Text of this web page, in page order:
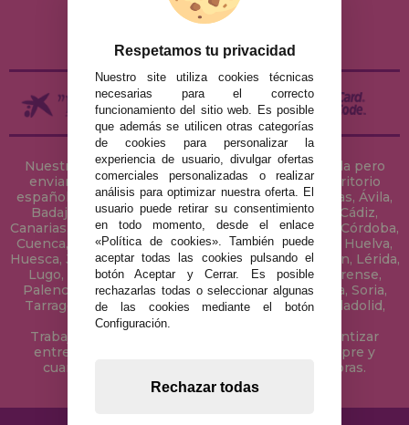
ENVÍOS Y DEVOLUCIONES
Nuestra tienda de puzzles está ubicada en Sevilla pero
enviamos tus puzzles a cualquier ciudad del territorio
español: Álava, Albacete, Alicante, Almería, Asturias, Ávila,
Badajoz, Baleares, Barcelona, Burgos, Cáceres, Cádiz,
Canarias, Cantabria, Castellón, Ceuta, Ciudad Real, Córdoba,
Cuenca, Gerona, Granada, Guadalajara, Guipúzcoa, Huelva,
Huesca, Jaén, La Coruña, La Rioja, Las Palmas, Leon, Lérida,
Lugo, Madrid, Málaga, Melilla, Murcia, Navarra, Orense,
Palencia, Pontevedra, Salamanca, Segovia, Sevilla, Soria,
Tarragona, Tenerife, Teruel, Toledo, Valencia, Valladolid,
Vizcaya, Zamora y Zaragoza.
Trabajamos con Stocks permanentes para garantizar
entregas rápidas en territorio peninsular, siempre y
cuando el pedido se realice antes de las 18 horas.
Respetamos tu privacidad
Nuestro site utiliza cookies técnicas
necesarias para el correcto
funcionamiento del sitio web. Es posible
que además se utilicen otras categorías
de cookies para personalizar la
experiencia de usuario, divulgar ofertas
comerciales personalizadas o realizar
análisis para optimizar nuestra oferta. El
usuario puede retirar su consentimiento
en todo momento, desde el enlace
«Política de cookies». También puede
aceptar todas las cookies pulsando el
botón Aceptar y Cerrar. Es posible
rechazarlas todas o seleccionar algunas
de las cookies mediante el botón
Configuración.
Rechazar todas